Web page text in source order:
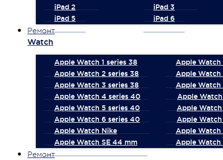
iPad 2
iPad 3
iPad 5
iPad 6
Ремонт
Watch
Apple Watch 1 series 38
Apple Watch
Apple Watch 2 series 38
Apple Watch
Apple Watch 3 series 38
Apple Watch
Apple Watch 4 series 40
Apple
Apple Watch 5 series 40
Apple
Apple Watch 6 series 40
Apple
Apple Watch Nike
Apple Watch
Apple Watch SE 44 mm
Apple Watch
Ремонт